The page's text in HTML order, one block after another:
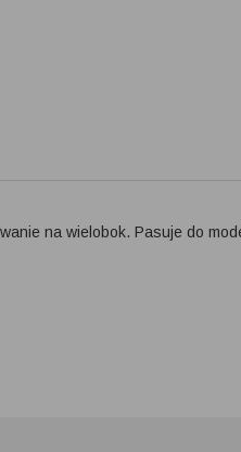
na wielobok. Pasuje do